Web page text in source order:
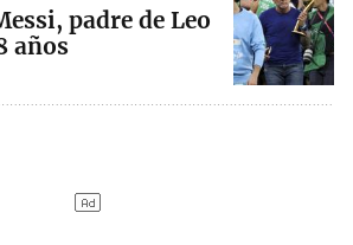
padre de Leo
años